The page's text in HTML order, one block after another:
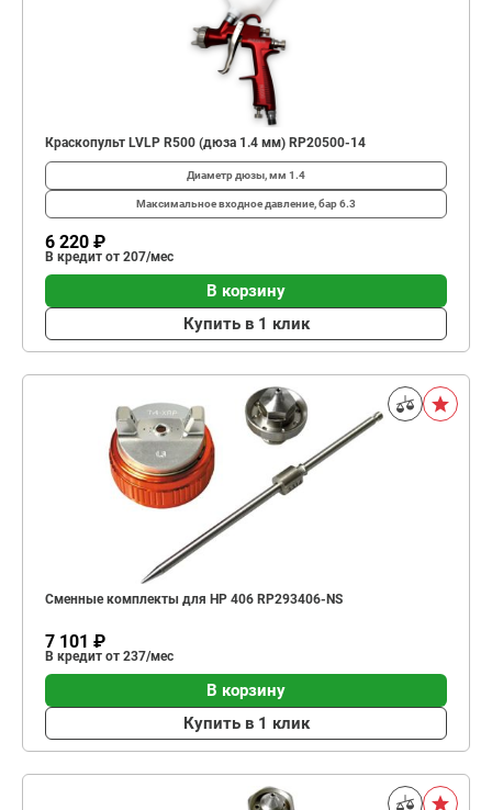
Краскопульт LVLP R500 (дюза 1.4 мм) RP20500-14
Диаметр дюзы, мм 1.4
Максимальное входное давление, бар6.3
6 220 ₽
В кредит от 207/мес
В корзину
Купить в 1 клик
Сменные комплекты для HP 406 RP293406-NS
7 101 ₽
В кредит от 237/мес
В корзину
Купить в 1 клик